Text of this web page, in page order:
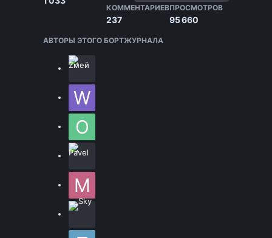
КОММЕНТАРИЕВ
237
ПРОСМОТРОВ
95 660
АВТОРЫ ЭТОГО БОРТЖУРНАЛА